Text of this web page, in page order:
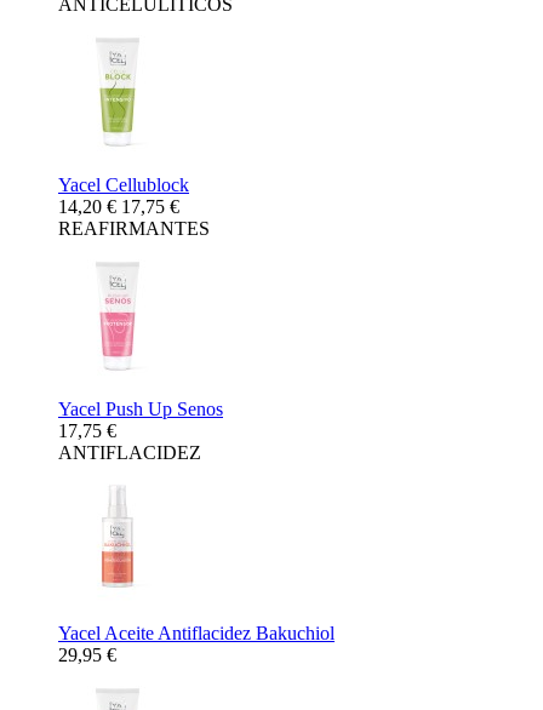
ANTICELULÍTICOS
Yacel Cellublock
14,20 € 17,75 €
REAFIRMANTES
Yacel Push Up Senos
17,75 €
ANTIFLACIDEZ
Yacel Aceite Antiflacidez Bakuchiol
29,95 €